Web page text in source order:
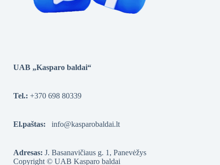
UAB „Kasparo baldai“
Tel.: +370 698 80339
El.paštas: info@kasparobaldai.lt
Adresas: J. Basanavičiaus g. 1, Panevėžys
Copyright © UAB Kasparo baldai